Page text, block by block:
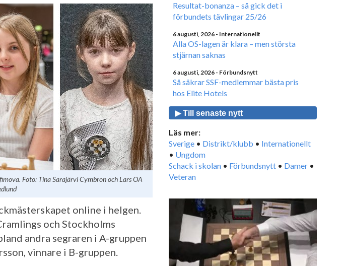
Foto: Tina Sarajärvi Cymbronoch Lars OA
online i helgen.
och Stockholms
andra segraren i A-gruppen
vinnare i B-gruppen.
Resultat-bonanza – så gick det i
förbundets tävlingar 25/26
6 augusti, 2026 - Internationellt
Alla OS-lagen är klara – men största
stjärnan saknas
6 augusti, 2026 - Förbundsnytt
Så säkrar SSF-medlemmar bästa pris
hos Elite Hotels
▶ Till senaste nytt
Läs mer:
Sverige • Distrikt/klubb • Internationellt
• Ungdom
Schack i skolan • Förbundsnytt • Damer •
Veteran